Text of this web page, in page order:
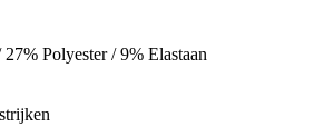
Polyester / 9% Elastaan